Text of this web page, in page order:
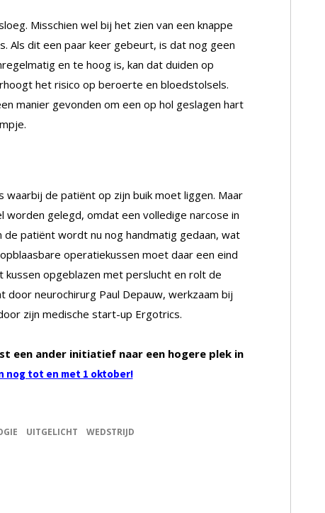
Misschien wel bij het zien van een knappe
Als dit een paar keer gebeurt, is dat nog geen
en te hoog is, kan dat duiden op
het risico op beroerte en bloedstolsels.
manier gevonden om een op hol geslagen hart
waarbij de patiënt op zijn buik moet liggen. Maar
gelegd, omdat een volledige narcose in
patiënt wordt nu nog handmatig gedaan, wat
operatiekussen moet daar een eind
opgeblazen met perslucht en rolt de
door neurochirurg Paul Depauw, werkzaam bij
zijn medische start-up Ergotrics.
een ander initiatief naar een hogere plek in
nog tot en met 1 oktober!
UITGELICHT WEDSTRIJD